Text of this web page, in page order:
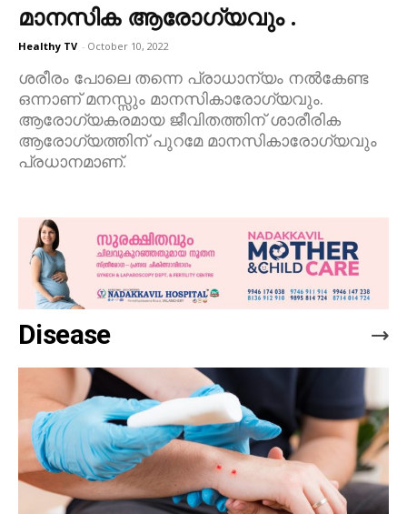
മാനസിക ആരോഗ്യവും .
Healthy TV - October 10, 2022
ശരീരം പോലെ തന്നെ പ്രാധാന്യം നൽകേണ്ട
ഒന്നാണ് മനസ്സും മാനസികാരോഗ്യവും.
ആരോഗ്യകരമായ ജീവിതത്തിന് ശാരീരിക
ആരോഗ്യത്തിന് പുറമേ മാനസികാരോഗ്യവും
പ്രധാനമാണ്.
Disease